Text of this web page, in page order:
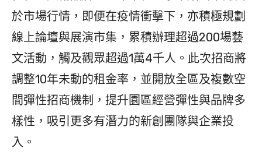
於市場行情，即便在疫情衝擊下，亦積極規劃
線上論壇與展演市集，累積辦理超過200場藝
文活動，觸及觀眾超過1萬4千人。此次招商將
調整10年未動的租金率，並開放全區及複數空
間彈性招商機制，提升園區經營彈性與品牌多
樣性，吸引更多有潛力的新創團隊與企業投
入。